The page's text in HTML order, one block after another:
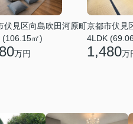
伏見区向島吹田河原町
(106.15㎡)
万円
京都市伏見
4LDK
1,480万